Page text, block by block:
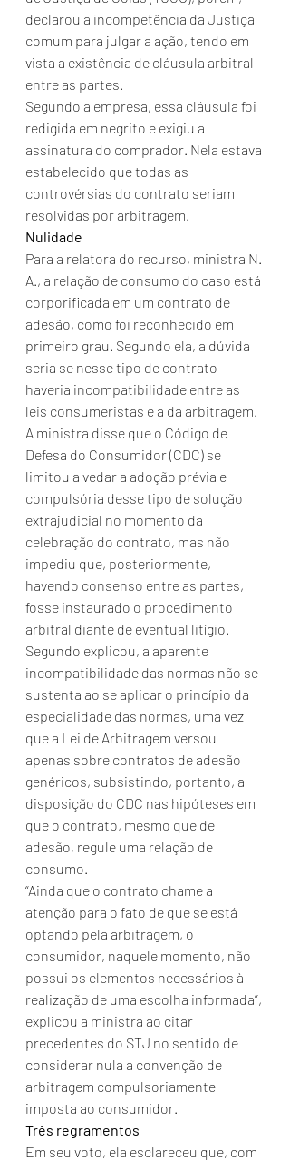
declarou a incompetência da Justiça
comum para julgar a ação, tendo em
vista a existência de cláusula arbitral
entre as partes.
Segundo a empresa, essa cláusula foi
redigida em negrito e exigiu a
assinatura do comprador. Nela estava
estabelecido que todas as
controvérsias do contrato seriam
resolvidas por arbitragem.
Nulidade
Para a relatora do recurso, ministra N.
A., a relação de consumo do caso está
corporificada em um contrato de
adesão, como foi reconhecido em
primeiro grau. Segundo ela, a dúvida
seria se nesse tipo de contrato
haveria incompatibilidade entre as
leis consumeristas e a da arbitragem.
A ministra disse que o Código de
Defesa do Consumidor (CDC) se
limitou a vedar a adoção prévia e
compulsória desse tipo de solução
extrajudicial no momento da
celebração do contrato, mas não
impediu que, posteriormente,
havendo consenso entre as partes,
fosse instaurado o procedimento
arbitral diante de eventual litígio.
Segundo explicou, a aparente
incompatibilidade das normas não se
sustenta ao se aplicar o princípio da
especialidade das normas, uma vez
que a Lei de Arbitragem versou
apenas sobre contratos de adesão
genéricos, subsistindo, portanto, a
disposição do CDC nas hipóteses em
que o contrato, mesmo que de
adesão, regule uma relação de
consumo.
“Ainda que o contrato chame a
atenção para o fato de que se está
optando pela arbitragem, o
consumidor, naquele momento, não
possui os elementos necessários à
realização de uma escolha informada”,
explicou a ministra ao citar
precedentes do STJ no sentido de
considerar nula a convenção de
arbitragem compulsoriamente
imposta ao consumidor.
Três regramentos
Em seu voto, ela esclareceu que, com